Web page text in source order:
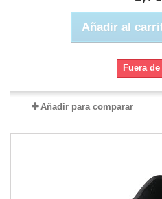
Añadir al
Fuera
Añadir para comparar